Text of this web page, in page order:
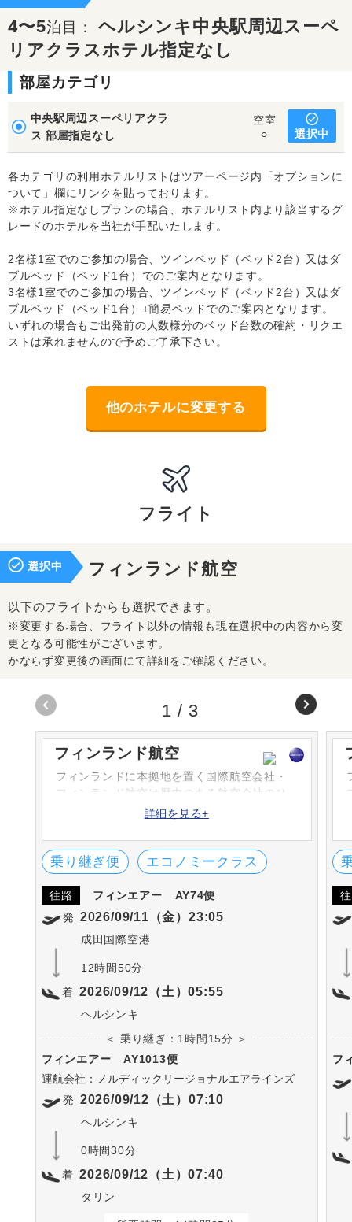
4〜5泊目：ヘルシンキ中央駅周辺スーペ
リアクラスホテル指定なし
部屋カテゴリ
中央駅周辺スーペリアクラ
ス 部屋指定なし
空室
○
選択中
各カテゴリの利用ホテルリストはツアーページ内「オプションに
ついて」欄にリンクを貼っております。
※ホテル指定なしプランの場合、ホテルリスト内より該当するグ
レードのホテルを当社が手配いたします。
2名様1室でのご参加の場合、ツインベッド（ベッド2台）又はダ
ブルベッド（ベッド1台）でのご案内となります。
3名様1室でのご参加の場合、ツインベッド（ベッド2台）又はダ
ブルベッド（ベッド1台）+簡易ベッドでのご案内となります。
いずれの場合もご出発前の人数様分のベッド台数の確約・リクエ
ストは承れませんので予めご了承下さい。
他のホテルに変更する
フライト
選択中 フィンランド航空
以下のフライトからも選択できます。
※変更する場合、フライト以外の情報も現在選択中の内容から変
更となる可能性がございます。
かならず変更後の画面にて詳細をご確認ください。
フィンランド航空
フィンランドに本拠地を置く国際航空会社・
フィンランド航空は歴史のある航空会社のひ
とつです。日本からヘルシンキへは約10時
することにより、時間も距離も短縮できま
す。マリメッコ塗装の航空機は人気です。
詳細を見る+
乗り継ぎ便 エコノミークラス
往路 フィンエアー
AY74便
発 2026/09/11（金）23:05
成田国際空港
12時間50分
着 2026/09/12（土）05:55
ヘルシンキ
＜ 乗り継ぎ：1時間15分 ＞
フィンエアー
AY1013便
運航会社：ノルディックリージョナルエアラインズ
発 2026/09/12（土）07:10
ヘルシンキ
0時間30分
着 2026/09/12（土）07:40
タリン
フ
1 / 3